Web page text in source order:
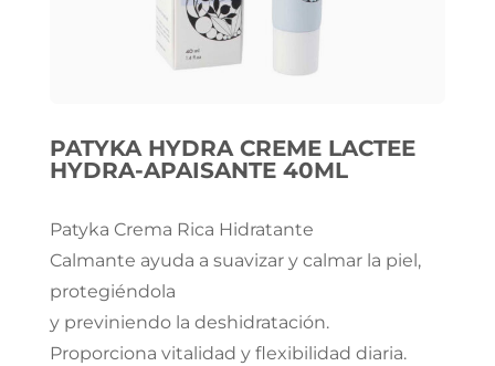
PATYKA HYDRA CREME LACTEE
HYDRA-APAISANTE 40ML
Patyka Crema Rica Hidratante
Calmante ayuda a suavizar y calmar la piel,
protegiéndola
y previniendo la deshidratación.
Proporciona vitalidad y flexibilidad diaria.